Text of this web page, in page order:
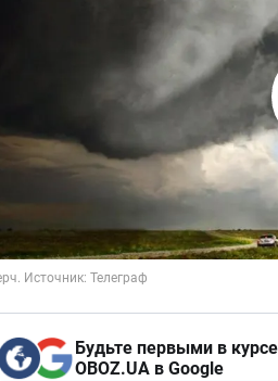
Будьте первыми в
OBOZ.UA в Google